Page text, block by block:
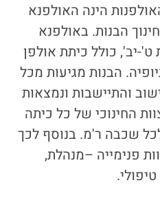
הינה האולפנא
הבנות. באולפנא
בכיתות ט'-יב', כולל כיתת אולפן
הבנות מגיעות מכל
והתיישבות ונמצאות
החינוכי של כל כיתה
שכבה ר'מ. בנוסף לכך
פנימייה –מנהלת,